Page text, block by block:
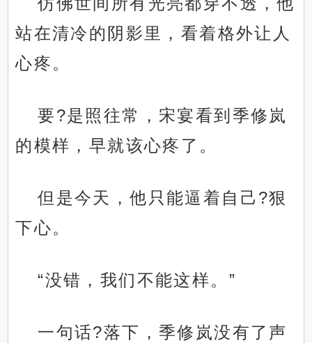
站在清冷的阴影里，看着格外让人
心疼。
要?是照往常，宋宴看到季修岚
的模样，早就该心疼了。
但是今天，他只能逼着自己?狠
下心。
“没错，我们不能这样。”
一句话?落下，季修岚没有了声